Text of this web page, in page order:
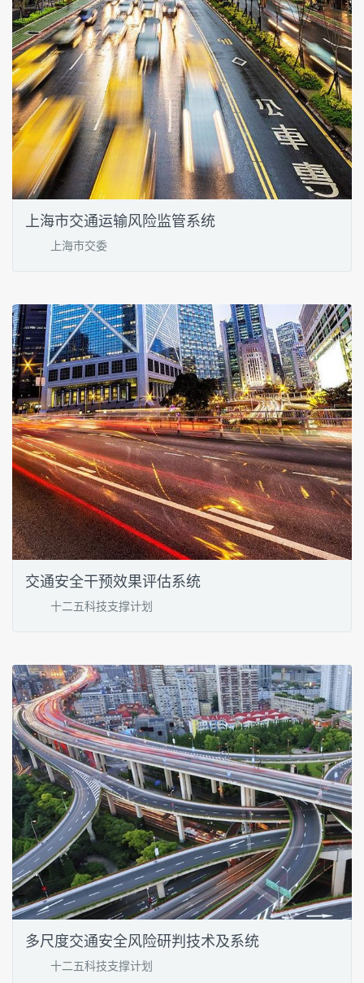
上海市交通运输风险监管系统
上海市交委
交通安全干预效果评估系统
十二五科技支撑计划
多尺度交通安全风险研判技术及系统
十二五科技支撑计划